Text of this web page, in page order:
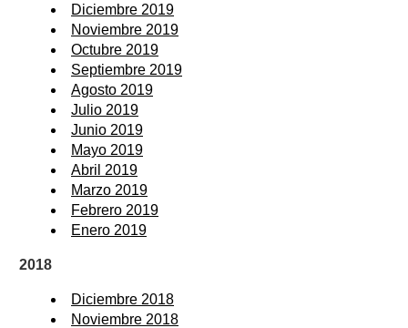
Diciembre 2019
Noviembre 2019
Octubre 2019
Septiembre 2019
Agosto 2019
Julio 2019
Junio 2019
Mayo 2019
Abril 2019
Marzo 2019
Febrero 2019
Enero 2019
2018
Diciembre 2018
Noviembre 2018